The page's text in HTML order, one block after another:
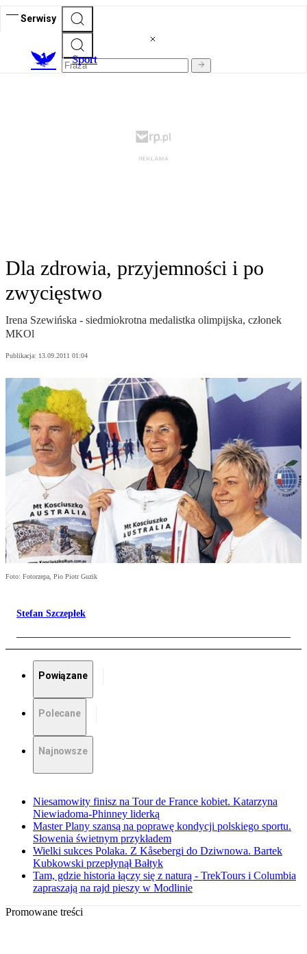
Serwisy
Sport
Dla zdrowia, przyjemności i po
zwycięstwo
Irena Szewińska - siedmiokrotna medalistka olimpijska, członek
MKOl
Publikacja: 13.09.2011 01:04
Foto: Fotorzepa, Pio Piotr Guzik
Stefan Szczepłek
Powiązane
Polecane
Najnowsze
Niesamowity finisz na Tour de France kobiet. Katarzyna
Niewiadoma-Phinney liderką
Master Plany szansą na poprawę kondycji polskiego sportu.
Słowenia świetnym przykładem
Wielki sukces Polaka. Z Kåsebergi do Dziwnowa. Bartek
Kubkowski przepłynął Bałtyk
Tam, gdzie historia łączy się z naturą - TrekTours i Columbia
zapraszają na rajd pieszy w Modlinie
Promowane treści